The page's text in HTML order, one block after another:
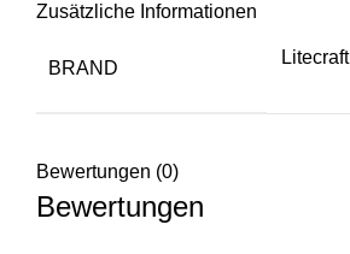
Zusätzliche Informationen
BRAND
Litecraft
Bewertungen (0)
Bewertungen